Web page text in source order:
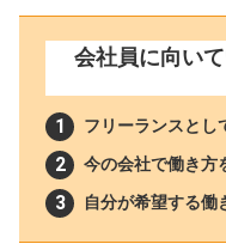
会社員に向い
フリーランスとし
今の会社で働き方
自分が希望する働